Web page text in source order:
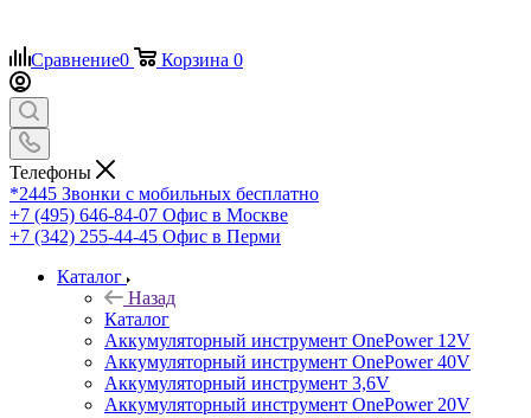
Сравнение0 Корзина 0
Телефоны
*2445 Звонки с мобильных бесплатно
+7 (495) 646-84-07 Офис в Москве
+7 (342) 255-44-45 Офис в Перми
Каталог
Назад
Каталог
Аккумуляторный инструмент OnePower 12V
Аккумуляторный инструмент OnePower 40V
Аккумуляторный инструмент 3,6V
Аккумуляторный инструмент OnePower 20V